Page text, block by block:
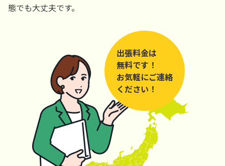
態でも大丈夫です。
出張料金は
無料です！
お気軽にご連絡
ください！